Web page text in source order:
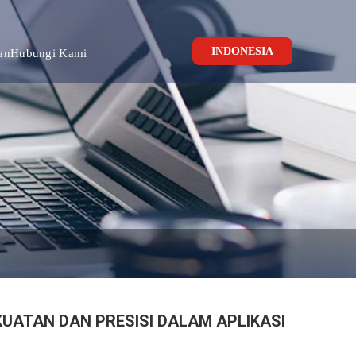
Hubungi Kami INDONESIA
DAN PRESISI DALAM APLIKASI